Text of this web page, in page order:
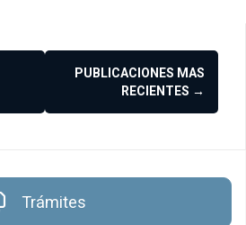
PUBLICACIONES MAS
RECIENTES →
Trámites